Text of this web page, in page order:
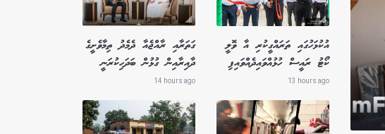
އުކުޅަހުގައި ތަރައްގީކުރި އާ ވޮލީ
ކޯޓު ރައީސް ހުޅުއްވައިދެއްވައިފި
13 hours ago
ގަތަރާއި ރާއްޖެއާ ދެމެދު ތިމާވެށީގެ
ދާއިރާއިން ގުޅުން ބަދަހިކުރަނީ
14 hours ago